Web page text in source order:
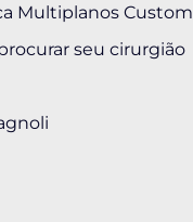
Multiplanos
seu cirurgião